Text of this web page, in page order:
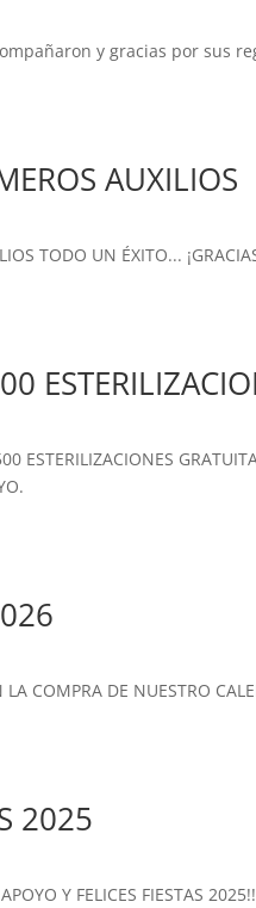
y gracias por sus
AUXILIOS
TODO UN ÉXITO...
ESTERILIZACIONES
LA COMPRA DE NUESTRO
2025
Y FELICES FIESTAS